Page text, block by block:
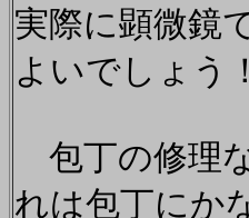
実際に顕微鏡
よいでしょう！
包丁の修理
れは包丁にか